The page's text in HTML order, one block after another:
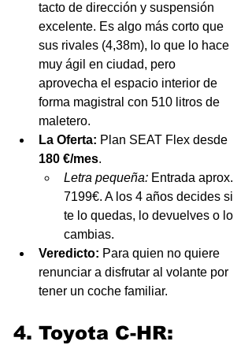
tacto de dirección y suspensión
excelente. Es algo más corto que
sus rivales (4,38m), lo que lo hace
muy ágil en ciudad, pero
aprovecha el espacio interior de
forma magistral con 510 litros de
maletero.
La Oferta: Plan SEAT Flex desde
180 €/mes.
Letra pequeña: Entrada aprox.
7199€. A los 4 años decides si
te lo quedas, lo devuelves o lo
cambias.
Veredicto: Para quien no quiere
renunciar a disfrutar al volante por
tener un coche familiar.
4. Toyota C-HR: